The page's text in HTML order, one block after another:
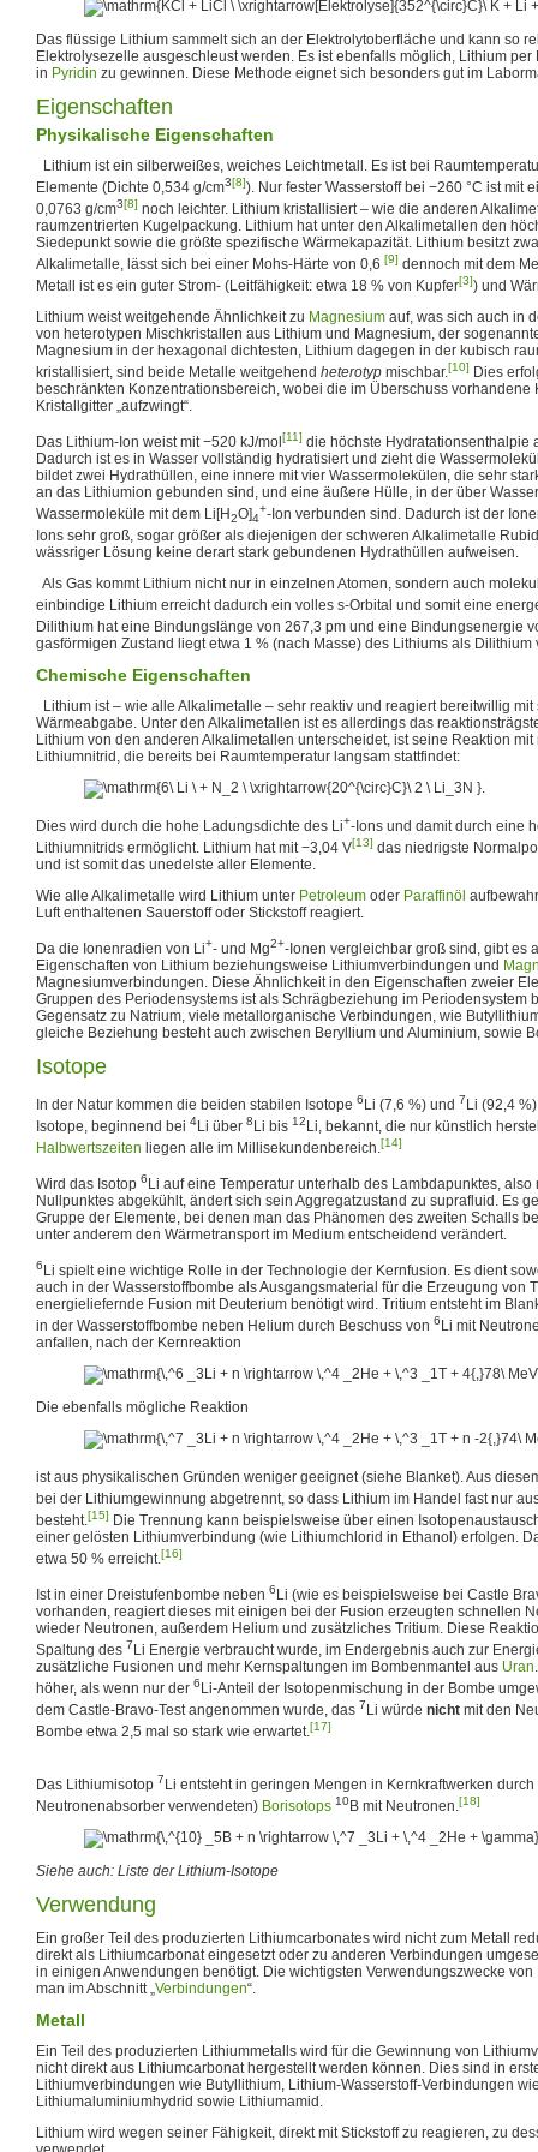
Das flüssige Lithium sammelt sich an der Elektrolytoberfläche und kann so
Elektrolysezelle ausgeschleust werden. Es ist ebenfalls möglich, Lithium
in Pyridin zu gewinnen. Diese Methode eignet sich besonders gut im
Eigenschaften
Physikalische Eigenschaften
Lithium ist ein silberweißes, weiches Leichtmetall. Es ist bei
Elemente (Dichte 0,534 g/cm3[8]). Nur fester Wasserstoff bei −260 °C ist mit
0,0763 g/cm3[8] noch leichter. Lithium kristallisiert – wie die anderen
raumzentrierten Kugelpackung. Lithium hat unter den Alkalimetallen den
Siedepunkt sowie die größte spezifische Wärmekapazität. Lithium besitzt
Alkalimetalle, lässt sich bei einer Mohs-Härte von 0,6 [9] dennoch mit dem
Metall ist es ein guter Strom- (Leitfähigkeit: etwa 18 % von Kupfer[3]) und
Lithium weist weitgehende Ähnlichkeit zu Magnesium auf, was sich auch in
von heterotypen Mischkristallen aus Lithium und Magnesium, der
Magnesium in der hexagonal dichtesten, Lithium dagegen in der kubisch
kristallisiert, sind beide Metalle weitgehend heterotyp mischbar.[10] Dies
beschränkten Konzentrationsbereich, wobei die im Überschuss vorhandene
Kristallgitter „aufzwingt“.
Das Lithium-Ion weist mit −520 kJ/mol[11] die höchste Hydratationsenthalpie
Dadurch ist es in Wasser vollständig hydratisiert und zieht die
bildet zwei Hydrathüllen, eine innere mit vier Wassermolekülen, die sehr
an das Lithiumion gebunden sind, und eine äußere Hülle, in der über
Wassermoleküle mit dem Li[H2O]4
+-Ion verbunden sind. Dadurch ist der
Ions sehr groß, sogar größer als diejenigen der schweren Alkalimetalle
wässriger Lösung keine derart stark gebundenen Hydrathüllen aufweisen.
Als Gas kommt Lithium nicht nur in einzelnen Atomen, sondern auch
einbindige Lithium erreicht dadurch ein volles s-Orbital und somit eine
Dilithium hat eine Bindungslänge von 267,3 pm und eine Bindungsenergie
gasförmigen Zustand liegt etwa 1 % (nach Masse) des Lithiums als Dilithium
Chemische Eigenschaften
Lithium ist – wie alle Alkalimetalle – sehr reaktiv und reagiert bereitwillig
Wärmeabgabe. Unter den Alkalimetallen ist es allerdings das
Lithium von den anderen Alkalimetallen unterscheidet, ist seine Reaktion
Lithiumnitrid, die bereits bei Raumtemperatur langsam stattfindet:
.
Dies wird durch die hohe Ladungsdichte des Li+-Ions und damit durch eine
Lithiumnitrids ermöglicht. Lithium hat mit −3,04 V[13] das niedrigste
und ist somit das unedelste aller Elemente.
Wie alle Alkalimetalle wird Lithium unter Petroleum oder Paraffinöl
Luft enthaltenen Sauerstoff oder Stickstoff reagiert.
Da die Ionenradien von Li+- und Mg2+-Ionen vergleichbar groß sind, gibt es
Eigenschaften von Lithium beziehungsweise Lithiumverbindungen und
Magnesiumverbindungen. Diese Ähnlichkeit in den Eigenschaften zweier
Gruppen des Periodensystems ist als Schrägbeziehung im Periodensystem
Gegensatz zu Natrium, viele metallorganische Verbindungen, wie
gleiche Beziehung besteht auch zwischen Beryllium und Aluminium, sowie
Isotope
In der Natur kommen die beiden stabilen Isotope 6 Li (7,6 %) und 7 Li (92,4
Isotope, beginnend bei 4Li über 8 Li bis 12 Li, bekannt, die nur künstlich
Halbwertszeiten liegen alle im Millisekundenbereich.[14]
Wird das Isotop 6 Li auf eine Temperatur unterhalb des Lambdapunktes,
Nullpunktes abgekühlt, ändert sich sein Aggregatzustand zu suprafluid. Es
Gruppe der Elemente, bei denen man das Phänomen des zweiten Schalls
unter anderem den Wärmetransport im Medium entscheidend verändert.
6 Li spielt eine wichtige Rolle in der Technologie der Kernfusion. Es dient
auch in der Wasserstoffbombe als Ausgangsmaterial für die Erzeugung von
energieliefernde Fusion mit Deuterium benötigt wird. Tritium entsteht im
in der Wasserstoffbombe neben Helium durch Beschuss von 6 Li mit
anfallen, nach der Kernreaktion
Die ebenfalls mögliche Reaktion
ist aus physikalischen Gründen weniger geeignet (siehe Blanket). Aus
bei der Lithiumgewinnung abgetrennt, so dass Lithium im Handel fast nur
besteht.[15] Die Trennung kann beispielsweise über einen
einer gelösten Lithiumverbindung (wie Lithiumchlorid in Ethanol) erfolgen.
etwa 50 % erreicht.[16]
Ist in einer Dreistufenbombe neben 6 Li (wie es beispielsweise bei Castle
vorhanden, reagiert dieses mit einigen bei der Fusion erzeugten schnellen
wieder Neutronen, außerdem Helium und zusätzliches Tritium. Diese
Spaltung des 7 Li Energie verbraucht wurde, im Endergebnis auch zur
zusätzliche Fusionen und mehr Kernspaltungen im Bombenmantel aus Uran
höher, als wenn nur der 6 Li-Anteil der Isotopenmischung in der Bombe
dem Castle-Bravo-Test angenommen wurde, das 7 Li würde nicht mit den
Bombe etwa 2,5 mal so stark wie erwartet.[17]
Das Lithiumisotop 7 Li entsteht in geringen Mengen in Kernkraftwerken
Neutronenabsorber verwendeten) Borisotops 10B mit Neutronen.[18]
Siehe auch: Liste der Lithium-Isotope
Verwendung
Ein großer Teil des produzierten Lithiumcarbonates wird nicht zum Metall
direkt als Lithiumcarbonat eingesetzt oder zu anderen Verbindungen
in einigen Anwendungen benötigt. Die wichtigsten Verwendungszwecke
man im Abschnitt „Verbindungen“.
Metall
Ein Teil des produzierten Lithiummetalls wird für die Gewinnung von
nicht direkt aus Lithiumcarbonat hergestellt werden können. Dies sind in
Lithiumverbindungen wie Butyllithium, Lithium-Wasserstoff-Verbindungen
Lithiumaluminiumhydrid sowie Lithiumamid.
Lithium wird wegen seiner Fähigkeit, direkt mit Stickstoff zu reagieren, zu